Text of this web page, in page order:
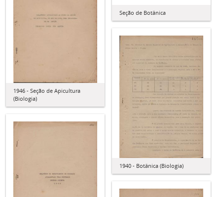
1946 - Seção de Apicultura
(Biologia)
Seção de Botânica
1940 - Botânica (Biologia)